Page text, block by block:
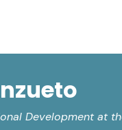
Development at